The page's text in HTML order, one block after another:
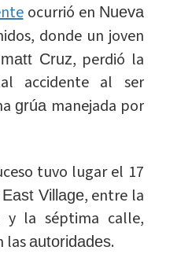
ocurrió en Nueva
donde un joven
Cruz, perdió la
accidente al ser
grúa manejada por
tuvo lugar el 17
East Village, entre la
y la séptima calle,
lasautoridades.